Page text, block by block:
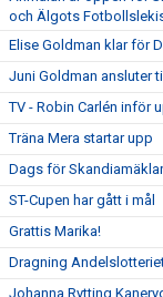
och Älgots
Elise Goldman klar för
Juni Goldman ansluter
TV - Robin Carlén inför
Träna Mera startar upp
Dags för
ST-Cupen har gått i mål
Grattis Marika!
Dragning
Johanna Rytting